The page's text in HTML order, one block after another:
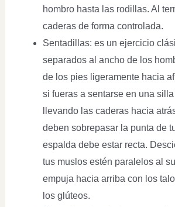
hombro hasta las rodillas. Al
caderas de forma controlada.
Sentadillas: es un ejercicio
separados al ancho de los
de los pies ligeramente hacia
si fueras a sentarse en una
llevando las caderas hacia
deben sobrepasar la punta de
espalda debe estar recta.
tus muslos estén paralelos al
empuja hacia arriba con los
los glúteos.